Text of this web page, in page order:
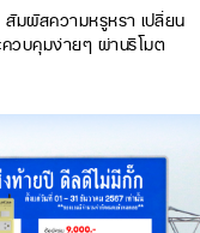
มผัสความหรูหรา เปลี่ยน
ควบคุมง่ายๆ ผ่านรีโมต